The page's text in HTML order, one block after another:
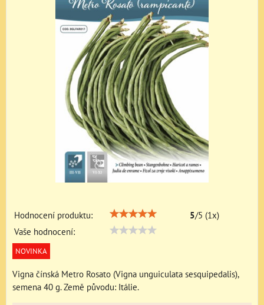
Hodnocení produktu: 5/5 (1x)
Vaše hodnocení:
NOVINKA
Vigna čínská Metro Rosato (Vigna unguiculata sesquipedalis),
semena 40 g. Země původu: Itálie.